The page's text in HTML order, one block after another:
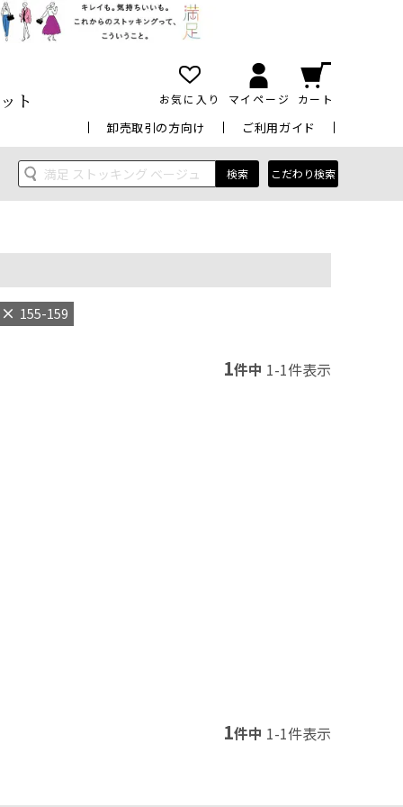
ト お気に入り マイページ カート
卸売取引の方向け ご利用ガイド
検索 こだわり検索
155-159
1件中 1-1件表示
1件中 1-1件表示